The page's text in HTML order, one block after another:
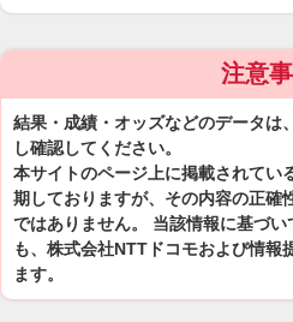
注意
結果・成績・オッズなどのデータは
し確認してください。
本サイトのページ上に掲載されてい
期しておりますが、その内容の正確
ではありません。 当該情報に基づ
も、株式会社NTTドコモおよび情報
ます。